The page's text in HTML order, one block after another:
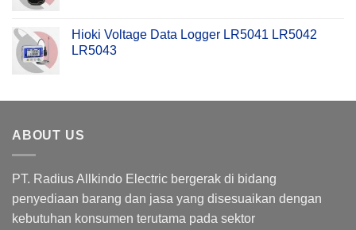
Hioki Voltage Data Logger LR5041 LR5042
LR5043
ABOUT US
PT. Radius Allkindo Electric bergerak di bidang
penyediaan barang dan jasa yang disesuaikan dengan
kebutuhan konsumen terutama pada sektor